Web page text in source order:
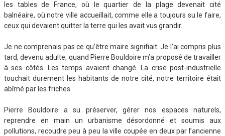
les tables de France, où le quartier de la plage devenait cité
balnéaire, où notre ville accueillait, comme elle a toujours su le faire,
ceux qui devaient quitter la terre qui les avait vus grandir.
Je ne comprenais pas ce qu’être maire signifiait. Je l’ai compris plus
tard, devenu adulte, quand Pierre Bouldoire m’a proposé de travailler
à ses côtés. Les temps avaient changé. La crise post-industrielle
touchait durement les habitants de notre cité, notre territoire était
abîmé par les friches.
Pierre Bouldoire a su préserver, gérer nos espaces naturels,
reprendre en main un urbanisme désordonné et soumis aux
pollutions, recoudre peu à peu la ville coupée en deux par l’ancienne